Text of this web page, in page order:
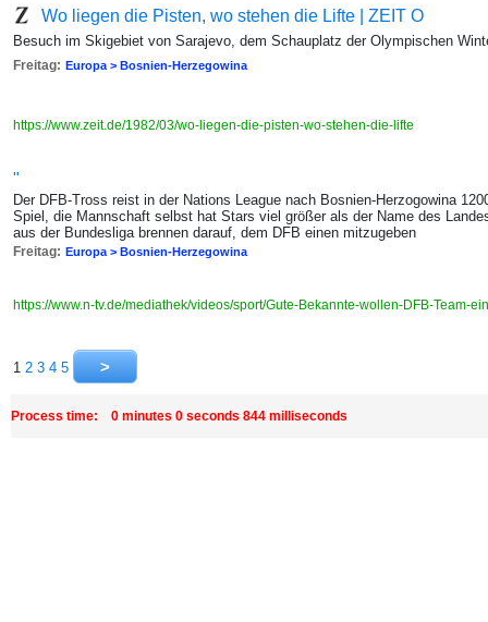
Wo liegen die Pisten, wo stehen die Lifte | ZEIT O
Besuch im Skigebiet von Sarajevo, dem Schauplatz der Olympischen
Freitag: Europa > Bosnien-Herzegowina
https://www.zeit.de/1982/03/wo-liegen-die-pisten-wo-stehen-die-lifte
"
Der DFB-Tross reist in der Nations League nach Bosnien-Herzogowina
Spiel, die Mannschaft selbst hat Stars viel größer als der Name des
aus der Bundesliga brennen darauf, dem DFB einen mitzugeben
Freitag: Europa > Bosnien-Herzegowina
https://www.n-tv.de/mediathek/videos/sport/Gute-Bekannte-wollen-DFB-Team-
1 2 3 4 5
Process time: 0 minutes 0 seconds 844 milliseconds